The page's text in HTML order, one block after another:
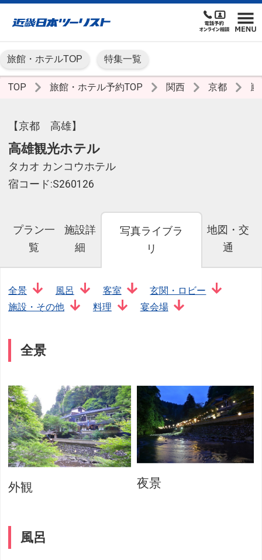
旅館・ホテルTOP 特集一覧
TOP 旅館・ホテル予約TOP 関西 京都
【京都 高雄】
高雄観光ホテル
タカオ カンコウホテル
宿コード:S260126
プラン一
覧
施設詳
細
写真ライブラ
リ
地図・交
通
全景 風呂 客室
玄関・ロビー
施設・その他
料理 宴会場
全景
外観 夜景
風呂